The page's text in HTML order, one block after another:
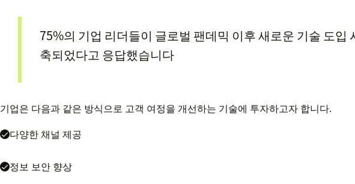
75%의 기업 리더들이 글로벌 팬데믹 이후 새로운 기술 도입
축되었다고 응답했습니다
기업은 다음과 같은 방식으로 고객 여정을 개선하는 기술에 투자하고자 합니다.
다양한 채널 제공
정보 보안 향상